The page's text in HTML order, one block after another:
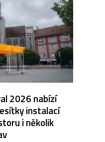
2026 nabízí
instalací
i několik